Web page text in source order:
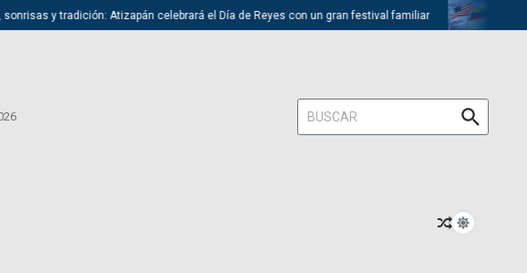
tradición: Atizapán celebrará el Día de Reyes con un gran festival familiar Trump
Buscar: